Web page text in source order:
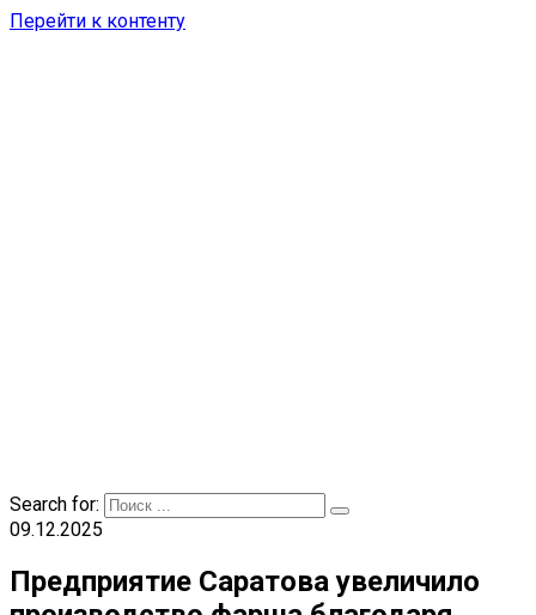
Перейти к контенту
Search for:
09.12.2025
Предприятие Саратова увеличило